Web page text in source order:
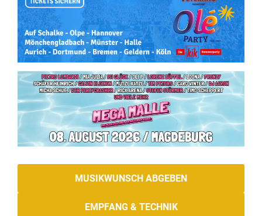
MUSIKWUNSCH ABGEBEN
EMPFANG & TECHNIK